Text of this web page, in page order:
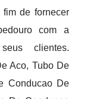
de fornecer
com a
clientes.
Aco, Tubo De
Conducao De